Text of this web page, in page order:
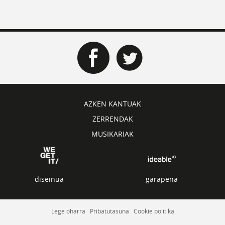
AZKEN KANTUAK
ZERRENDAK
MUSIKARIAK
diseinua garapena
Lege oharra Pribatutasuna Cookie politika